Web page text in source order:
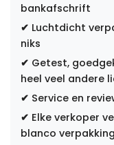
bankafschrift
✔ Luchtdicht
niks
✔ Getest,
heel veel andere
✔ Service en
✔ Elke verkoper
blanco verpakking